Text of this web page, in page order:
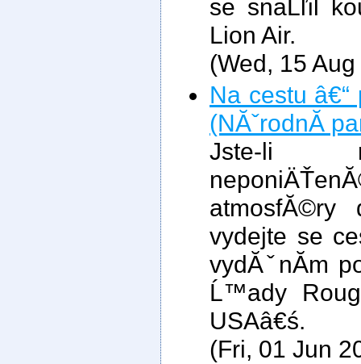
se snaĹľil
Lion Air.
(Wed, 15
Na cestu
(NĂˇrodnĂ­
Jste-li
vydejte se
vydĂˇnĂ­m
Ĺ™ady
USAâ€ś.
(Fri, 01 Jun